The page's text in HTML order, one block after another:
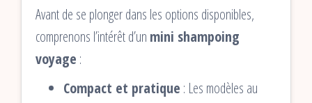
Avant de se plonger dans les options disponibles,
comprenons l’intérêt d’un mini shampoing
voyage :
Compact et pratique : Les modèles au